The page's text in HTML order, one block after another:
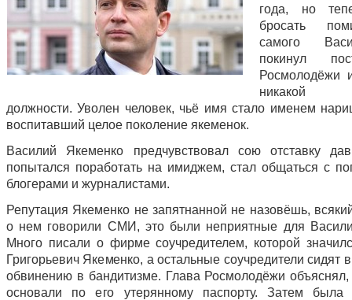
года, но
бросать
самого
покинул
Росмолодёжи
никакой
должности. Уволен человек, чьё имя стало именем
воспитавший целое поколение якеменок.
Василий Якеменко предчувствовал сою отставку
попытался поработать на имиджем, стал общаться с
блогерами и журналистами.
Репутация Якеменко не запятнанной не назовёшь,
о нем говорили СМИ, это были неприятные для
Много писали о фирме соучредителем, которой
Григорьевич Якеменко, а остальные соучредители сидят
обвинению в бандитизме. Глава Росмолодёжи
основали по его утерянному паспорту. Затем была